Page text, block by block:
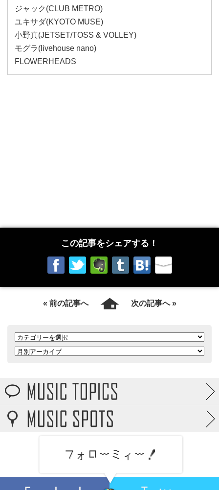
ジャック(CLUB METRO)
ユキサダ(KYOTO MUSE)
小野真(JETSET/TOSS & VOLLEY)
モグラ(livehouse nano)
FLOWERHEADS
この記事をシェアする！
« 前の記事へ 次の記事へ »